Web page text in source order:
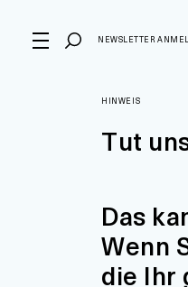
NEWSLETTER
HINWEIS
Tut
Das
Wenn
die Ihr